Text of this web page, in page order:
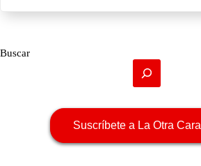
Buscar
Suscríbete a La Otra Cara